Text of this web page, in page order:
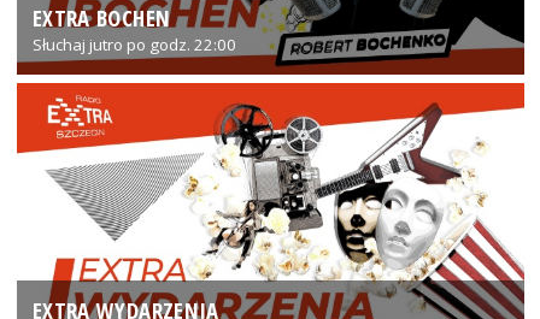
EXTRA BOCHEN
Słuchaj jutro po godz. 22:00
EXTRA WYDARZENIA